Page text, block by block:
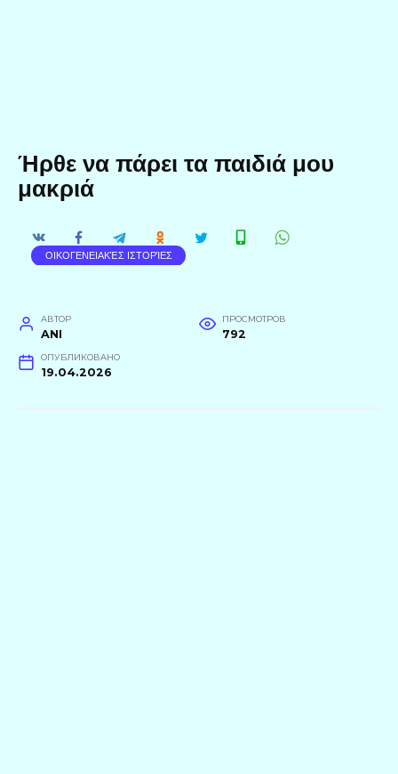
Ήρθε να πάρει τα παιδιά μου
μακριά
ΟΙΚΟΓΕΝΕΙΑΚΈΣ ΙΣΤΟΡΊΕΣ
АВТОР
ANI
ПРОСМОТРОВ
792
ОПУБЛИКОВАНО
19.04.2026